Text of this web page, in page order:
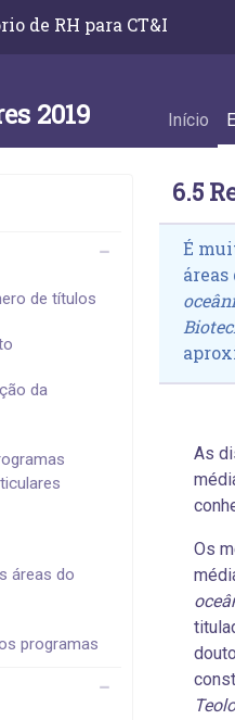
área do
de RH para CT&I
2019 Início
de títulos
da
áreas do
programas
6.5
É
As
Os